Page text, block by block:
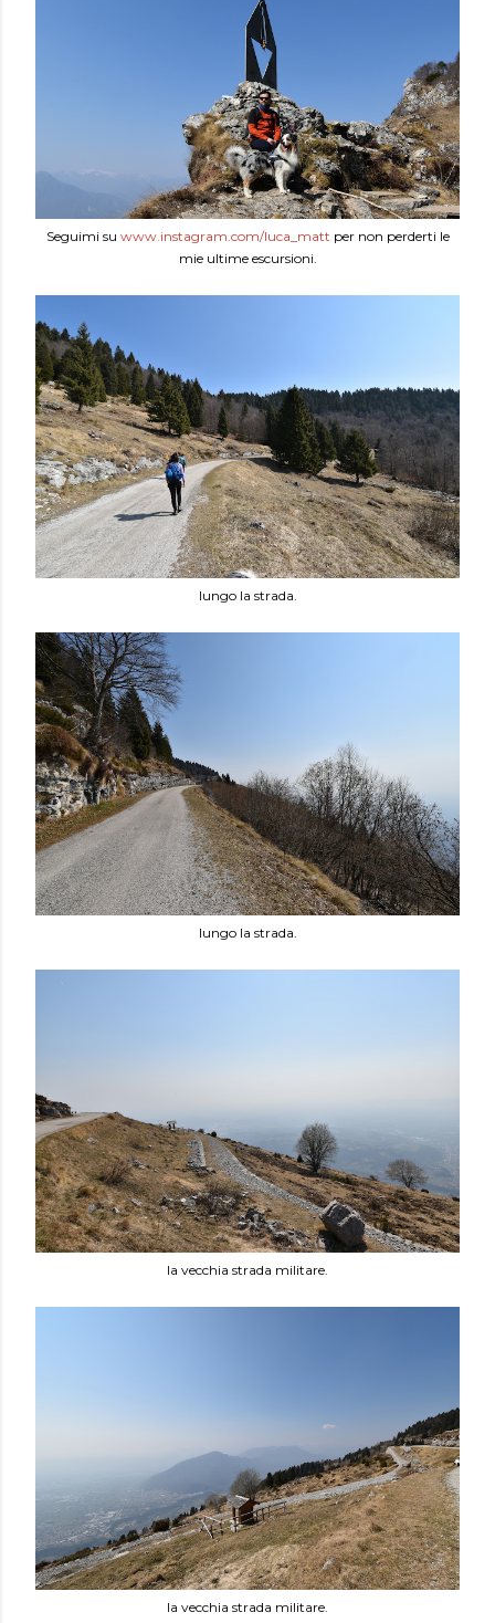
Seguimi su www.instagram.com/luca_matt per non perderti le
mie ultime escursioni.
lungo la strada.
lungo la strada.
la vecchia strada militare.
la vecchia strada militare.